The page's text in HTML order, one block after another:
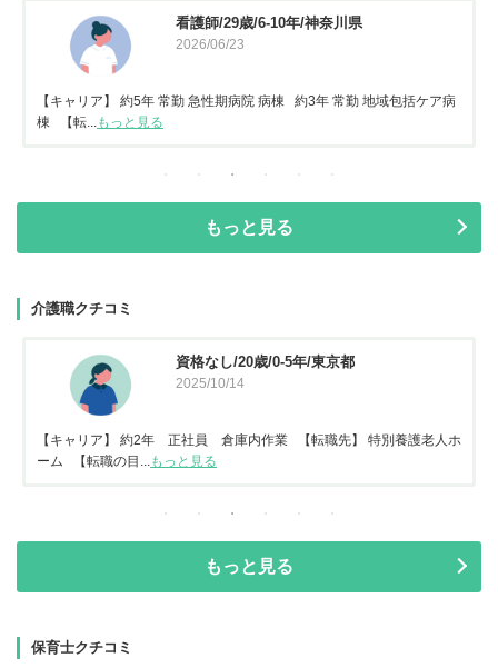
看護師/29歳/6-10年/神奈川県
2026/06/23
【キャリア】 約5年 常勤 急性期病院 病棟 約3年 常勤 地域包括ケア病
棟 【転...もっと見る
もっと見る
介護職クチコミ
資格なし/20歳/0-5年/東京都
2025/10/14
【キャリア】 約2年 正社員 倉庫内作業 【転職先】 特別養護老人ホ
ーム 【転職の目...もっと見る
もっと見る
保育士クチコミ